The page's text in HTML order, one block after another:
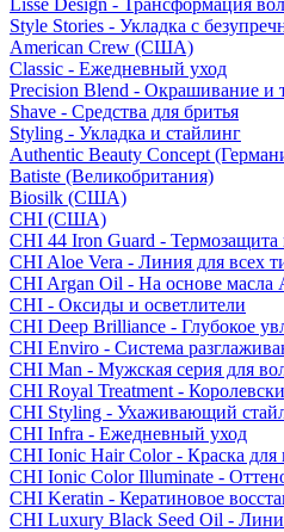
Lisse Design - Трансформация
Style Stories - Укладка с
American Crew (США)
Classic - Ежедневный уход
Precision Blend - Окрашивание и
Shave - Средства для бритья
Styling - Укладка и стайлинг
Authentic Beauty Concept
Batiste (Великобритания)
Biosilk (США)
CHI (США)
CHI 44 Iron Guard - Термозащита
CHI Aloe Vera - Линия для всех
CHI Argan Oil - На основе масла
CHI - Оксиды и осветлители
CHI Deep Brilliance - Глубокое
CHI Enviro - Система
CHI Man - Мужская серия для
CHI Royal Treatment -
CHI Styling - Ухаживающий
CHI Infra - Ежедневный уход
CHI Ionic Hair Color - Краска для
CHI Ionic Color Illuminate -
CHI Keratin - Кератиновое
CHI Luxury Black Seed Oil -